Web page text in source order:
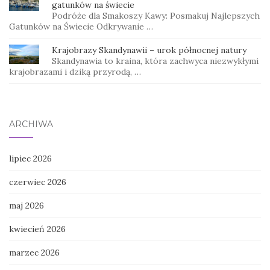
gatunków na świecie
Podróże dla Smakoszy Kawy: Posmakuj Najlepszych
Gatunków na Świecie Odkrywanie …
Krajobrazy Skandynawii – urok północnej natury
Skandynawia to kraina, która zachwyca niezwykłymi
krajobrazami i dziką przyrodą, …
ARCHIWA
lipiec 2026
czerwiec 2026
maj 2026
kwiecień 2026
marzec 2026